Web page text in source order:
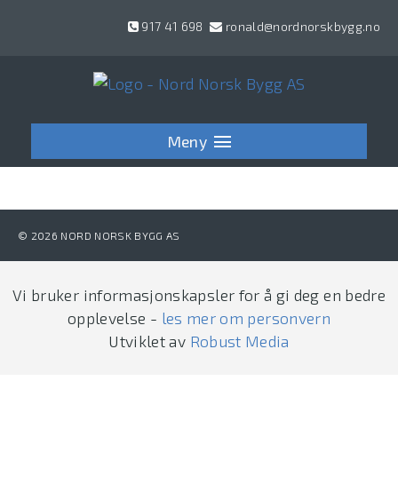
917 41 698 ronald@nordnorskbygg.no
Meny
© 2026 NORD NORSK BYGG AS
Vi bruker informasjonskapsler for å gi deg en bedre
opplevelse - les mer om personvern
Utviklet av Robust Media